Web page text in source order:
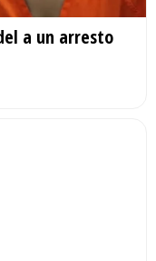
a un arresto